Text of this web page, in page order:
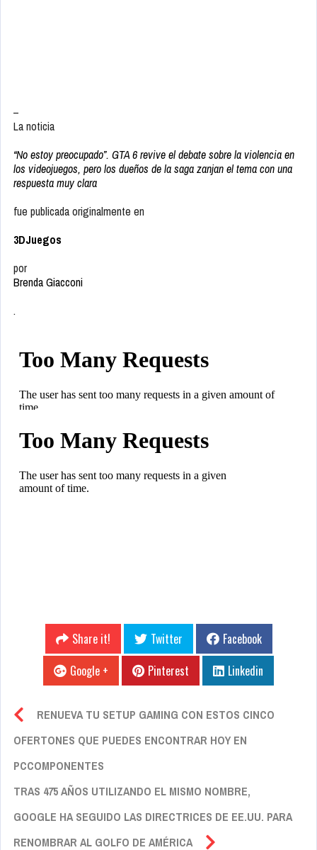
–
La noticia
“No estoy preocupado”. GTA 6 revive el debate sobre la violencia en
los videojuegos, pero los dueños de la saga zanjan el tema con una
respuesta muy clara
fue publicada originalmente en
3DJuegos
por
Brenda Giacconi
.
Share it! Twitter
Facebook
Google +
Pinterest Linkedin
RENUEVA TU SETUP GAMING CON ESTOS CINCO
OFERTONES QUE PUEDES ENCONTRAR HOY EN
PCCOMPONENTES
TRAS 475 AÑOS UTILIZANDO EL MISMO NOMBRE,
GOOGLE HA SEGUIDO LAS DIRECTRICES DE EE.UU. PARA
RENOMBRAR AL GOLFO DE AMÉRICA